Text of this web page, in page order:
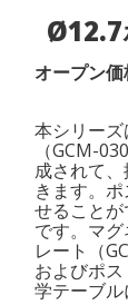
Ø12.7
オープン価
本シリー
（GCM-
成されて
きます。
せること
です。マ
レート（
およびポ
学テーブル